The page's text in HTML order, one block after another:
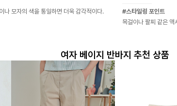
나 모자의 색을 통일하면 더욱 감각적이다.
#스타일링 포인트
목걸이나 팔찌 같은 액
여자 베이지 반바지 추천 상품